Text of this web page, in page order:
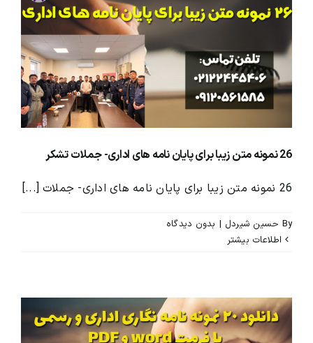
26 نمونه متن زیبا برای پایان نامه های اداری- جملات تشکر
26 نمونه متن زیبا برای پایان نامه های اداری- جملات [...]
By حسین شیردل | بدون ديدگاه
اطلاعات بیشتر